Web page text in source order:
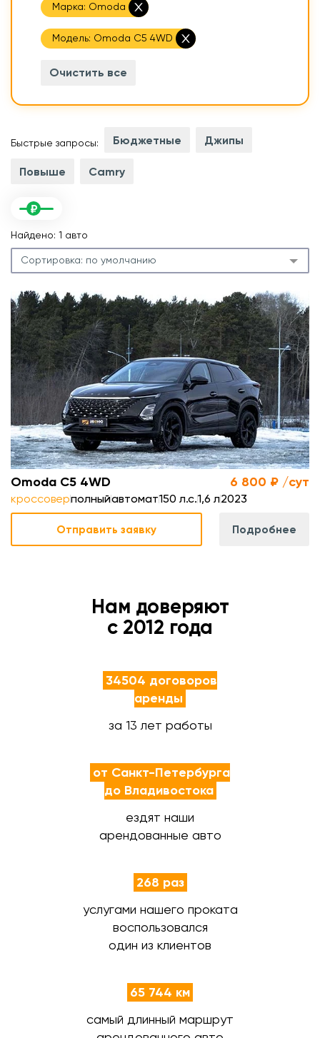
Марка: Omoda
Модель: Omoda C5 4WD
Очистить все
Быстрые запросы: Бюджетные Джипы
Повыше Camry
Найдено: 1 авто
Сортировка: по умолчанию
Omoda C5 4WD 6 800 ₽ /сут
кроссоверполныйавтомат150 л.с.1,6 л2023
Отправить заявку Подробнее
Нам доверяют
с 2012 года
34504 договоров
аренды
за 13 лет работы
от Санкт-Петербурга
до Владивостока
ездят наши
арендованные авто
268 раз
услугами нашего проката
воспользовался
один из клиентов
65 744 км
самый длинный маршрут